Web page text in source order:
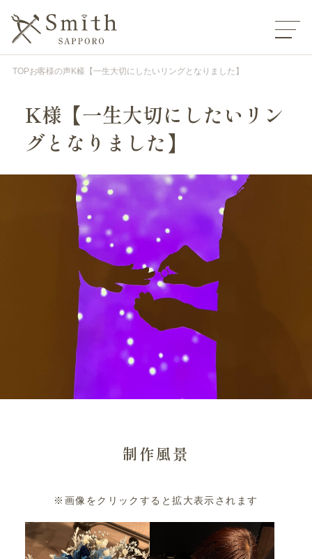
TOPお客様の声K様【一生大切にしたいリングとなりました】
K様【一生大切にしたいリン
グとなりました】
制作風景
※画像をクリックすると拡大表示されます